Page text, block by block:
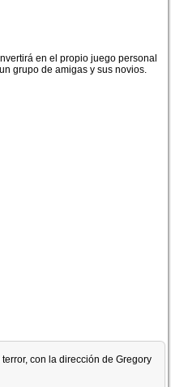
en el propio juego personal
grupo de amigas y sus novios.
con la dirección de Gregory